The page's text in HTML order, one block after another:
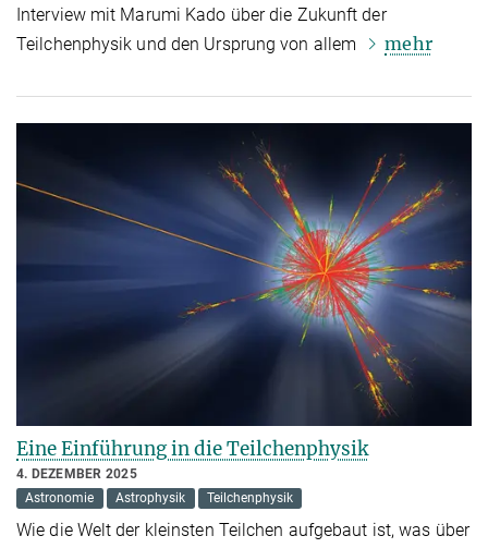
Interview mit Marumi Kado über die Zukunft der
Teilchenphysik und den Ursprung von allem
mehr
Eine Einführung in die Teilchenphysik
4. DEZEMBER 2025
Astronomie
Astrophysik Teilchenphysik
Wie die Welt der kleinsten Teilchen aufgebaut ist, was über